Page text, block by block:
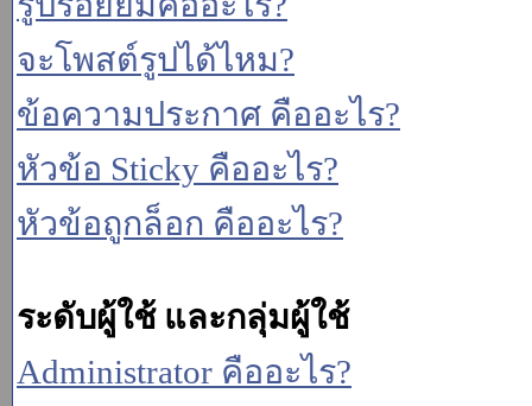
จะโพสต์รูปได้ไหม?
ข้อความประกาศ คืออะไร?
หัวข้อ Sticky คืออะไร?
หัวข้อถูกล็อก คืออะไร?
ระดับผู้ใช้ และกลุ่มผู้ใช้
Administrator คืออะไร?